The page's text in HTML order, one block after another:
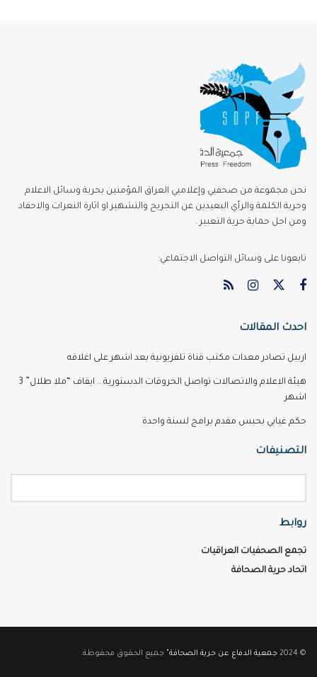
نحن مجموعة من صحفيي وإعلاميي العراق المؤمنين بحرية وسائل الاعلام
وحرية الكلمة والرأي البعيدين عن التجريح والتشهير او اثارة النعرات والاحقاد
ومن اجل حماية حرية التعبير .
تابعونا على وسائل التواصل الاجتماعي:
احدث المقالات
اربيل تصادر معدات مكتب قناة تلفزيونية بعد اشهر على اغلاقه
هيئة الاعلام والاتصالات تواصل الخروقات الدستورية .. ايقاف “ملا طلال” 3
اشهر
حكم غيابي بحبس مقدم برامج لسنة واحدة
التصنيفات
روابط
تجمع الصحفيات العراقيات
اتحاد حرية الصحافة
© 2024 جمعية الدفاع عن حرية الصحافة"جميع الحقوق محفوظة.